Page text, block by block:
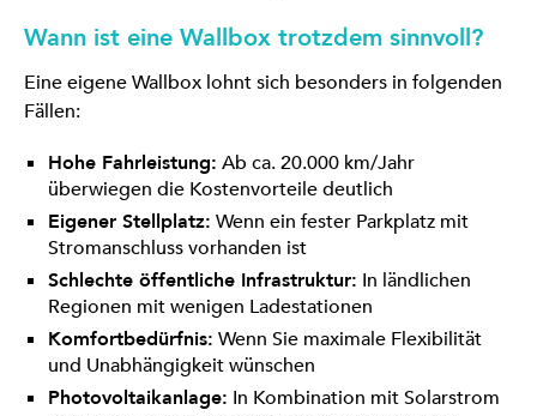
Wann ist eine Wallbox trotzdem sinnvoll?
Eine eigene Wallbox lohnt sich besonders in folgenden
Fällen:
Hohe Fahrleistung: Ab ca. 20.000 km/Jahr
überwiegen die Kostenvorteile deutlich
Eigener Stellplatz: Wenn ein fester Parkplatz mit
Stromanschluss vorhanden ist
Schlechte öffentliche Infrastruktur: In ländlichen
Regionen mit wenigen Ladestationen
Komfortbedürfnis: Wenn Sie maximale Flexibilität
und Unabhängigkeit wünschen
Photovoltaikanlage: In Kombination mit Solarstrom